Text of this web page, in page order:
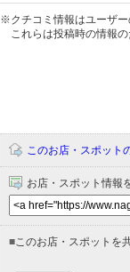
※クチコミ情報はユーザー
これらは投稿時の情報
このお店・スポット
お店・スポット情報
■このお店・スポットを